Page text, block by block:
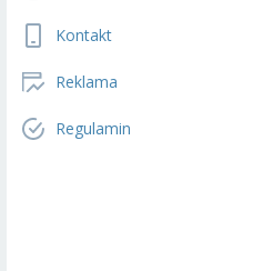
Kontakt
Reklama
Regulamin